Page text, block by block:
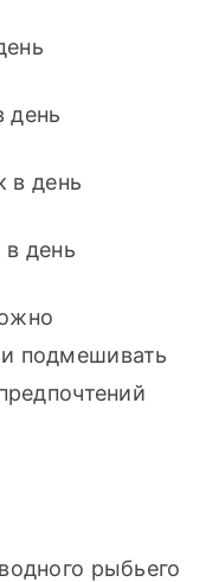
день
в день
в день
подмешивать
рыбьего